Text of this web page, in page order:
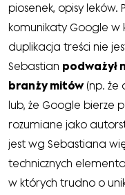
piosenek, opisy leków.
komunikaty Google w
duplikacja treści nie
Sebastian podważył
branży mitów(np. że
lub, że Google bierze
rozumiane jako
jest wg Sebastiana
technicznych
w których trudno o